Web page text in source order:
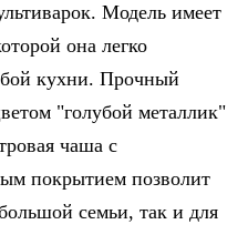
Модель имеет
она легко
кухни. Прочный
"голубой металлик"
чаша с
покрытием позволит
семьи, так и для